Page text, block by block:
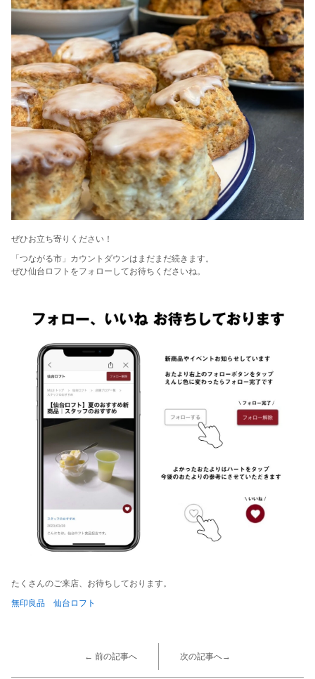
ぜひお立ち寄りください！
「つながる市」カウントダウンはまだまだ続きます。
ぜひ仙台ロフトをフォローしてお待ちくださいね。
たくさんのご来店、お待ちしております。
無印良品 仙台ロフト
← 前の記事へ 次の記事へ→